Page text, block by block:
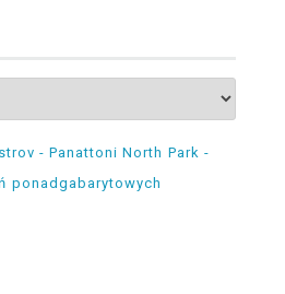
- Panattoni North Park -
ponadgabarytowych